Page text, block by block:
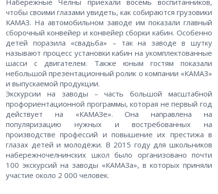
Набережные Челны приехали восемь воспитанников,
чтобы своими глазами увидеть, как собираются грузовики
КАМАЗ. На автомобильном заводе им показали главный
сборочный конвейер и конвейер сборки кабин. Особенно
детей поразила «свадьба» – так на заводе в шутку
называют процесс установки кабин на укомплектованные
шасси с двигателем. Также юным гостям показали
небольшой презентационный ролик о компании «КАМАЗ»
и выпускаемой продукции.
Экскурсии на заводы – часть большой масштабной
профориентационной программы, которая не первый год
действует на «КАМАЗе». Она направлена на
популяризацию нужных и востребованных на
производстве профессий и повышение их престижа в
глазах детей и молодёжи. В 2015 году для школьников
набережночелнинских школ было организовано почти
100 экскурсий на заводы «КАМАЗа», в которых приняли
участие около 2 000 человек.